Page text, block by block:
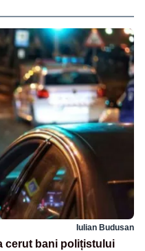
Iulian Budusan
cerut bani polițistului